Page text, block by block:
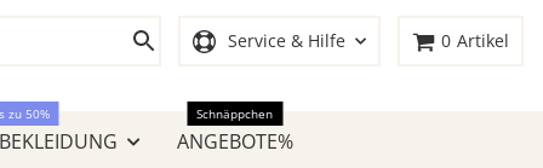
Service & Hilfe 0 Artikel
zu 50%
ANGEBOTE%
Schnäppchen